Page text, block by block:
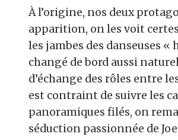
À l’origine, nos deux
apparition, on les voit
les jambes des danseuses
changé de bord aussi
d’échange des rôles entre
est contraint de suivre les
panoramiques filés, on
séduction passionnée de